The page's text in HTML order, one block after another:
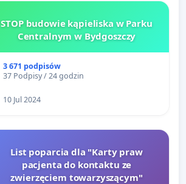
STOP budowie kąpieliska w Parku
Centralnym w Bydgoszczy
3 671 podpisów
37 Podpisy / 24 godzin
10 Jul 2024
List poparcia dla "Karty praw
pacjenta do kontaktu ze
zwierzęciem towarzyszącym"